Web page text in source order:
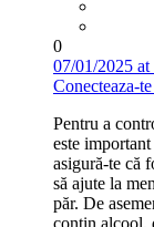
0
07/01/2025 at
Conecteaza-
Pentru a
este
asigură-te că
să ajute la
păr. De